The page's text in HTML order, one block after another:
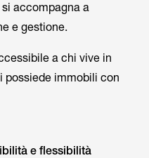
accompagna a
e gestione.
a chi vive in
possiede immobili con
e flessibilità